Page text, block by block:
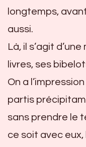
longtemps,
aussi.
Là, il s’agit
livres, ses
On a
partis
sans prendre le
ce soit avec